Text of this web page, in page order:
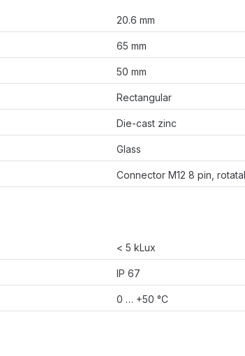
20.6 mm
65 mm
50 mm
Rectangular
Die-cast zinc
Glass
Connector M12 8 pin,
< 5 kLux
IP 67
0 … +50 °C